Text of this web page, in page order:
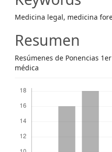
Content
Medicina legal, medicina
Resumen
Resúmenes de Ponencias
médica